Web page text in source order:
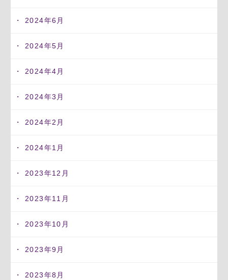
2024年6月
2024年5月
2024年4月
2024年3月
2024年2月
2024年1月
2023年12月
2023年11月
2023年10月
2023年9月
2023年8月